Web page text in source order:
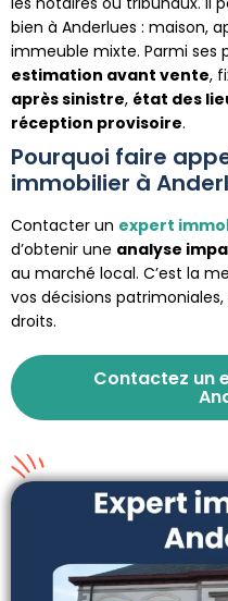
bien à Anderlues : maison,
immeuble mixte. Parmi ses
estimation avant vente,
après sinistre, état des
réception provisoire.
Pourquoi faire
immobilier à
Contacter un expert
d’obtenir une analyse
au marché local. C’est la
vos décisions
droits.
Contactez un